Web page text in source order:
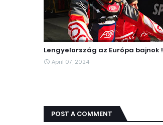
Lengyelország az Európa bajnok !
April 07, 2024
POST A COMMENT